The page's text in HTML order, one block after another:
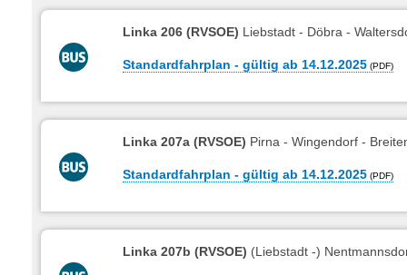
Linka 206 (RVSOE) Liebstadt - Döbra -
Standardfahrplan - gültig ab 14.12.2025
Linka 207a (RVSOE) Pirna - Wingendorf -
Standardfahrplan - gültig ab 14.12.2025
Linka 207b (RVSOE) (Liebstadt -)